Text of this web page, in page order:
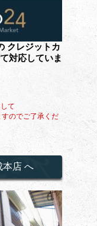
クレジットカ
対応していま
て
のでご了承くだ
本店 へ